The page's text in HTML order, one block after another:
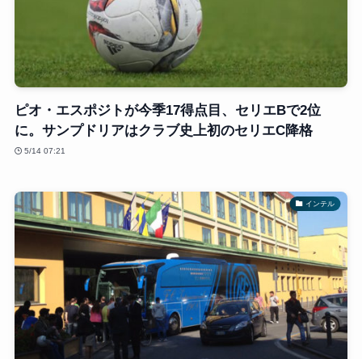
ピオ・エスポジトが今季17得点目、セリエBで2位
に。サンプドリアはクラブ史上初のセリエC降格
5/14 07:21
インテル